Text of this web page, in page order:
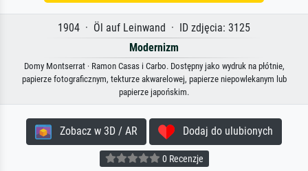
1904 · Öl auf Leinwand · ID zdjęcia: 3125
Modernizm
Domy Montserrat · Ramon Casas i Carbo. Dostępny jako wydruk na płótnie,
papierze fotograficznym, tekturze akwarelowej, papierze niepowlekanym lub
papierze japońskim.
Zobacz w 3D / AR Dodaj do ulubionych
0 Recenzje